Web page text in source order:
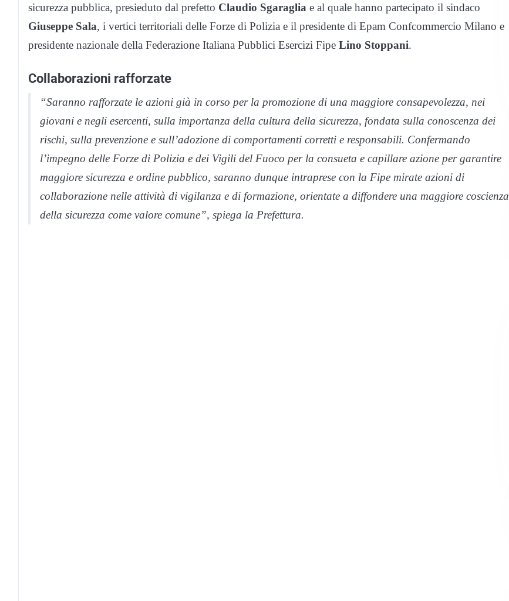
sicurezza pubblica, presieduto dal prefetto Claudio Sgaraglia e al quale hanno partecipato il sindaco
Giuseppe Sala, i vertici territoriali delle Forze di Polizia e il presidente di Epam Confcommercio Milano e
presidente nazionale della Federazione Italiana Pubblici Esercizi Fipe Lino Stoppani.
Collaborazioni rafforzate
“Saranno rafforzate le azioni già in corso per la promozione di una maggiore consapevolezza, nei
giovani e negli esercenti, sulla importanza della cultura della sicurezza, fondata sulla conoscenza dei
rischi, sulla prevenzione e sull’adozione di comportamenti corretti e responsabili. Confermando
l’impegno delle Forze di Polizia e dei Vigili del Fuoco per la consueta e capillare azione per garantire
maggiore sicurezza e ordine pubblico, saranno dunque intraprese con la Fipe mirate azioni di
collaborazione nelle attività di vigilanza e di formazione, orientate a diffondere una maggiore coscienza
della sicurezza come valore comune”, spiega la Prefettura.